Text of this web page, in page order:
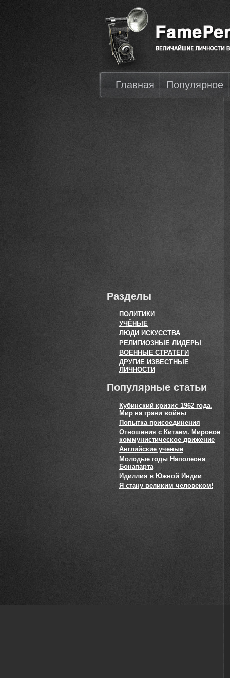
Главная Популярное
Разделы
ПОЛИТИКИ
УЧЁНЫЕ
ЛЮДИ ИСКУССТВА
РЕЛИГИОЗНЫЕ ЛИДЕРЫ
ВОЕННЫЕ СТРАТЕГИ
ДРУГИЕ ИЗВЕСТНЫЕ
ЛИЧНОСТИ
Популярные статьи
Кубинский кризис 1962 года.
Мир на грани войны
Попытка присоединения
Отношения с Китаем. Мировое
коммунистическое движение
Английские ученые
Молодые годы Наполеона
Бонапарта
Идиллия в Южной Индии
Я стану великим человеком!